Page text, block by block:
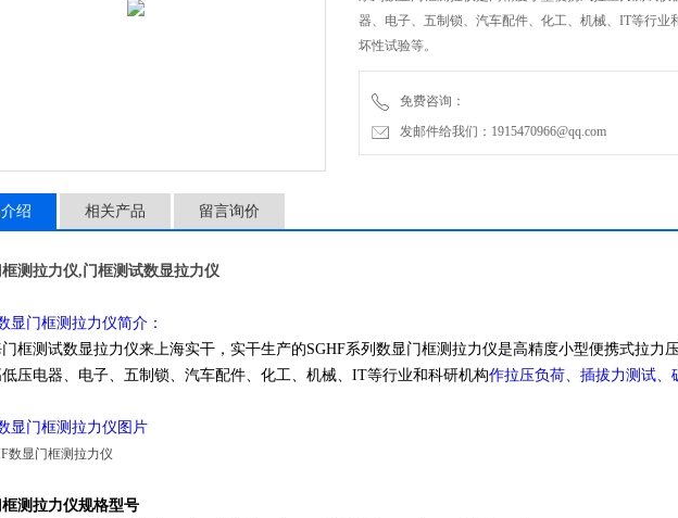
器、电子、五制锁、汽车配件、化工、机械、IT等行业
坏性试验等。
免费咨询：
发邮件给我们：1915470966@qq.com
绍 相关产品 留言询价
测拉力仪,门框测试数显拉力仪
显门框测拉力仪简介：
框测试数显拉力仪来上海实干，实干生产的SGHF系列数显门框测拉力仪是高精度小型便携式拉力
压电器、电子、五制锁、汽车配件、化工、机械、IT等行业和科研机构作拉压负荷、插拔力测试、
显门框测拉力仪图片
测拉力仪规格型号